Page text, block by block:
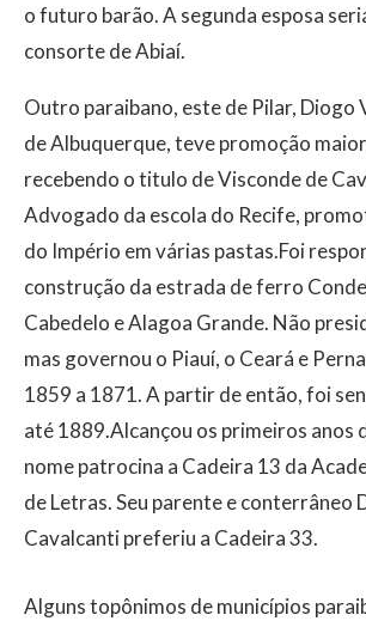
o futuro barão. A segunda esposa
consorte de Abiaí.
Outro paraibano, este de Pilar, Diogo
de Albuquerque, teve promoção
recebendo o titulo de Visconde de
Advogado da escola do Recife,
do Império em várias pastas.Foi
construção da estrada de ferro Conde
Cabedelo e Alagoa Grande. Não
mas governou o Piauí, o Ceará e
1859 a 1871. A partir de então, foi
até 1889.Alcançou os primeiros anos
nome patrocina a Cadeira 13 da
de Letras. Seu parente e conterrâneo
Cavalcanti preferiu a Cadeira 33.
Alguns topônimos de municípios